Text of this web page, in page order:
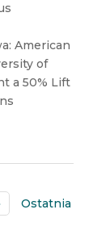
American
of
a 50% Lift
Ostatnia